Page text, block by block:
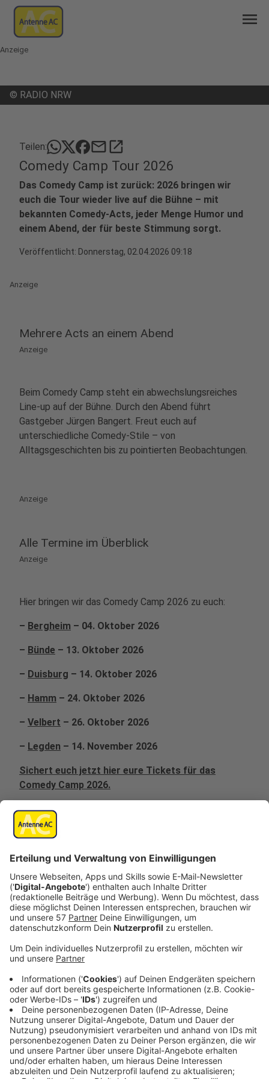
menu
Anzeige
© RADIO NRW
Teilen: mailopen_in_new
Comedy Camp Tour 2026
Das Comedy Camp ist zurück: 2026 bringen wir
euch die Tour wieder live auf die Bühne – mit
bekannten Comedy-Acts, jeder Menge Humor und
einem Abend, der für beste Stimmung sorgt.
Veröffentlicht: Donnerstag, 02.04.2026 09:18
Anzeige
Mehrere Acts an einem Abend
Anzeige
Beim Comedy Camp steht ein abwechslungsreiches
Line-up auf der Bühne. Durch den Abend führt
Gastgeber Jürgen Bangert. Freut euch auf
unterschiedliche Comedy-Stile – von
Alltagsgeschichten bis zu pointierten Beobachtungen.
Anzeige
Alle Termine im Überblick
Anzeige
Hier bringen wir das Comedy Camp 2026 zu euch:
– Bergheim – 04. Oktober 2026
– Bünde – 13. Oktober 2026
– Duisburg – 14. Oktober 2026
– Hamm – 24. Oktober 2026
– Velbert – 26. Oktober 2026
– Legden – 14. November 2026
Sichert euch jetzt hier eure Tickets für das
Comedy Camp 2026.
Anzeige
Die Termine im Detail
Bergheim – 04. Oktober 2026
Wir starten die Comedy Camp Tour in Bergheim. Mit
dabei sind unter anderem Bastian Bielendorfer, Ingrid
Kühne und Hannes Höfer. Gemeinsam mit Gastgeber
Jürgen Bangert erwartet euch ein
abwechslungsreicher Abend mit verschiedenen
Comedy-Stilen und jede Menge Lacher zum Auftakt
der Tour.
Anzeige